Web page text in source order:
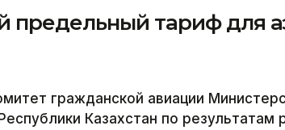
предельный тариф для
гражданской авиации
Казахстан по результатам